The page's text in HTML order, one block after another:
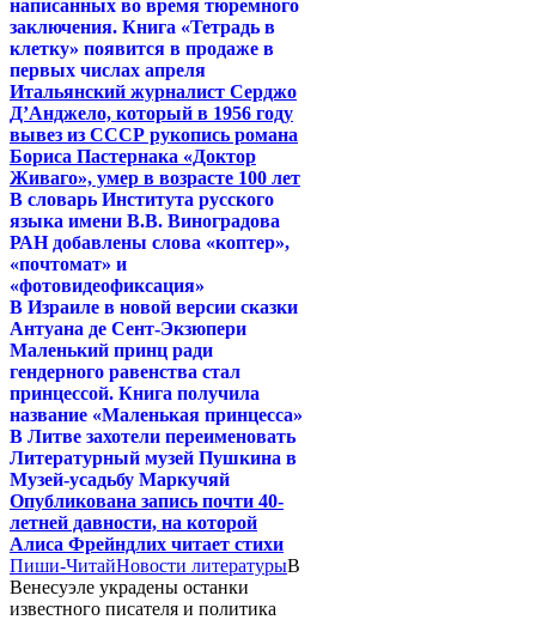
написанных во время тюремного
заключения. Книга «Тетрадь в
клетку» появится в продаже в
первых числах апреля
Итальянский журналист Серджо
Д’Анджело, который в 1956 году
вывез из СССР рукопись романа
Бориса Пастернака «Доктор
Живаго», умер в возрасте 100 лет
В словарь Института русского
языка имени В.В. Виноградова
РАН добавлены слова «коптер»,
«почтомат» и
«фотовидеофиксация»
В Израиле в новой версии сказки
Антуана де Сент-Экзюпери
Маленький принц ради
гендерного равенства стал
принцессой. Книга получила
название «Маленькая принцесса»
В Литве захотели переименовать
Литературный музей Пушкина в
Музей-усадьбу Маркучяй
Опубликована запись почти 40-
летней давности, на которой
Алиса Фрейндлих читает стихи
Пиши-ЧитайНовости литературыВ
Венесуэле украдены останки
известного писателя и политика